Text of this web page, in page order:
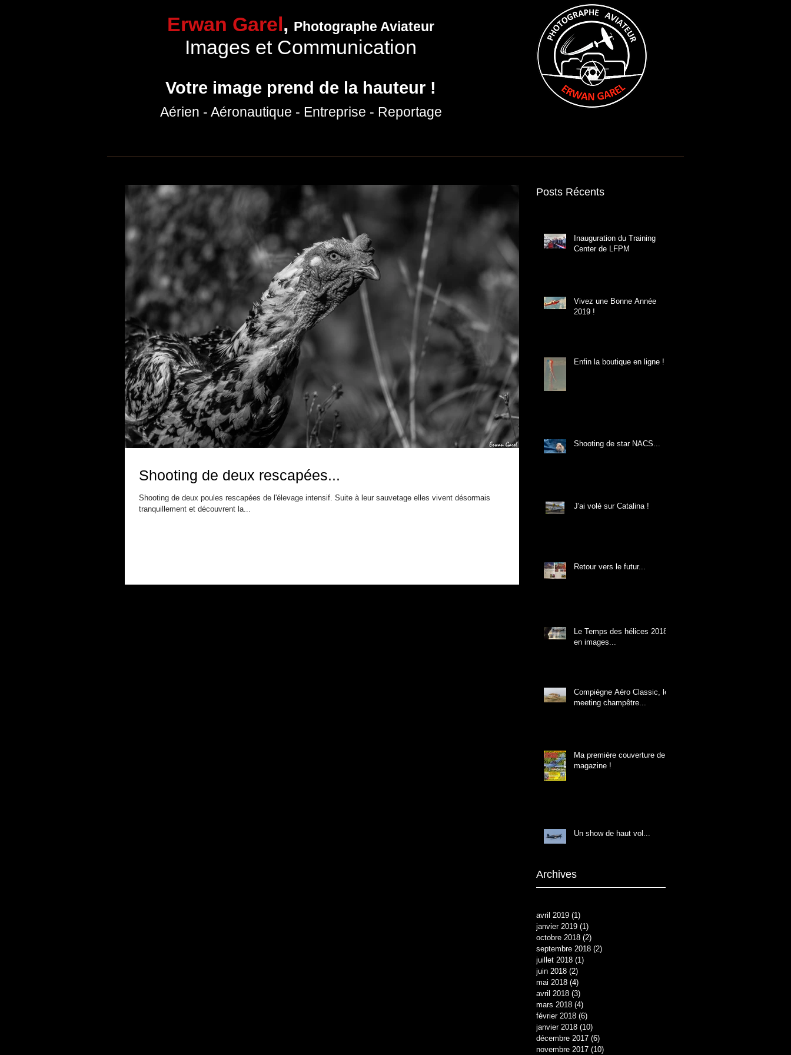
Erwan Garel, Photographe Aviateur
Images et Communication
Votre image prend de la hauteur !
Aérien - Aéronautique - Entreprise - Reportage
Shooting de deux rescapées...
Shooting de deux poules rescapées de l'élevage intensif. Suite à leur sauvetage elles vivent désormais
tranquillement et découvrent la...
Posts Récents
Inauguration du Training
Center de LFPM
Vivez une Bonne Année
2019 !
Enfin la boutique en ligne !
Shooting de star NACS...
J'ai volé sur Catalina !
Retour vers le futur...
Le Temps des hélices 2018
en images...
Compiègne Aéro Classic, le
meeting champêtre...
Ma première couverture de
magazine !
Un show de haut vol...
Archives
avril 2019 (1)
janvier 2019 (1)
octobre 2018 (2)
septembre 2018 (2)
juillet 2018 (1)
juin 2018 (2)
mai 2018 (4)
avril 2018 (3)
mars 2018 (4)
février 2018 (6)
janvier 2018 (10)
décembre 2017 (6)
novembre 2017 (10)